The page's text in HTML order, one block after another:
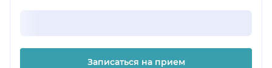
Записаться на прием